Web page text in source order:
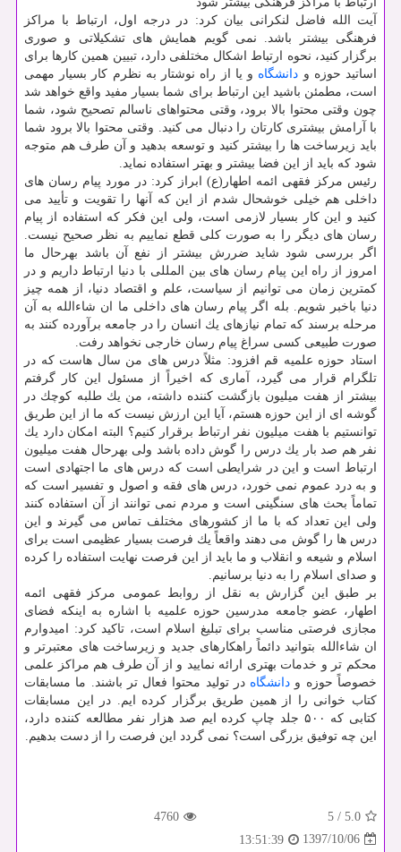
آیت الله فاضل لنكرانی بیان كرد: در درجه اول، ارتباط با مراكز
فرهنگی بیشتر باشد. نمی گویم همایش های تشكیلاتی و صوری
برگزار كنید، نحوه ارتباط اشكال مختلفی دارد، تبیین همین كارها برای
اساتید حوزه و دانشگاه و یا از راه نوشتار به نظرم كار بسیار مهمی
است، مطمئن باشید این ارتباط برای شما بسیار مفید واقع خواهد شد
چون وقتی محتوا بالا برود، وقتی محتواهای ناسالم تصحیح شود، شما
با آرامش بیشتری كارتان را دنبال می كنید. وقتی محتوا بالا برود شما
باید زیرساخت ها را بیشتر كنید و توسعه بدهید و آن طرف هم متوجه
شود كه باید از این فضا بیشتر و بهتر استفاده نماید.
رئیس مركز فقهی ائمه اطهار(ع) ابراز كرد: در مورد پیام رسان های
داخلی هم خیلی خوشحال شدم از این كه آنها را تقویت و تأیید می
كنید و این كار بسیار لازمی است، ولی این فكر كه استفاده از پیام
رسان های دیگر را به صورت كلی قطع نماییم به نظر صحیح نیست.
اگر بررسی شود شاید ضررش بیشتر از نفع آن باشد بهرحال ما
امروز از راه این پیام رسان های بین المللی با دنیا ارتباط داریم و در
كمترین زمان می توانیم از سیاست، علم و اقتصاد دنیا، از همه چیز
دنیا باخبر شویم. بله اگر پیام رسان های داخلی ما ان شاءالله به آن
مرحله برسند كه تمام نیازهای یك انسان را در جامعه برآورده كنند به
صورت طبیعی كسی سراغ پیام رسان خارجی نخواهد رفت.
استاد حوزه علمیه قم افزود: مثلاً درس های من سال هاست كه در
تلگرام قرار می گیرد، آماری كه اخیراً از مسئول این كار گرفتم
بیشتر از هفت میلیون بازگشت كننده داشته، من یك طلبه كوچك در
گوشه ای از این حوزه هستم، آیا این ارزش نیست كه ما از این طریق
توانستیم با هفت میلیون نفر ارتباط برقرار كنیم؟ البته امكان دارد یك
نفر هم صد بار یك درس را گوش داده باشد ولی بهرحال هفت میلیون
ارتباط است و این در شرایطی است كه درس های ما اجتهادی است
و به درد عموم نمی خورد، درس های فقه و اصول و تفسیر است كه
تماماً بحث های سنگینی است و مردم نمی توانند از آن استفاده كنند
ولی این تعداد كه با ما از كشورهای مختلف تماس می گیرند و این
درس ها را گوش می دهند واقعاً یك فرصت بسیار عظیمی است برای
اسلام و شیعه و انقلاب و ما باید از این فرصت نهایت استفاده را كرده
و صدای اسلام را به دنیا برسانیم.
بر طبق این گزارش به نقل از روابط عمومی مركز فقهی ائمه
اطهار، عضو جامعه مدرسین حوزه علمیه با اشاره به اینكه فضای
مجازی فرصتی مناسب برای تبلیغ اسلام است، تاكید كرد: امیدوارم
ان شاءالله بتوانید دائماً راهكارهای جدید و زیرساخت های معتبرتر و
محكم تر و خدمات بهتری ارائه نمایید و از آن طرف هم مراكز علمی
خصوصاً حوزه و دانشگاه در تولید محتوا فعال تر باشند. ما مسابقات
كتاب خوانی را از همین طریق برگزار كرده ایم. در این مسابقات
كتابی كه ۵۰۰ جلد چاپ كرده ایم صد هزار نفر مطالعه كننده دارد،
این چه توفیق بزرگی است؟ نمی گردد این فرصت را از دست بدهیم.
5.0
/
5
4760
1397/10/06
13:51:39